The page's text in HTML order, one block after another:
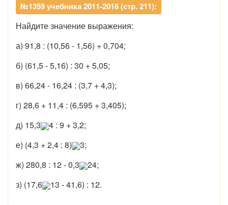
№1359 учебника 2011-2016 (стр. 211):
Найдите значение выражения:
а) 91,8 : (10,56 - 1,56) + 0,704;
б) (61,5 - 5,16) : 30 + 5,05;
в) 66,24 - 16,24 : (3,7 + 4,3);
г) 28,6 + 11,4 : (6,595 + 3,405);
д) 15,3
4 : 9 + 3,2;
е) (4,3 + 2,4 : 8)
3;
ж) 280,8 : 12 - 0,3
24;
з) (17,6
13 - 41,6) : 12.